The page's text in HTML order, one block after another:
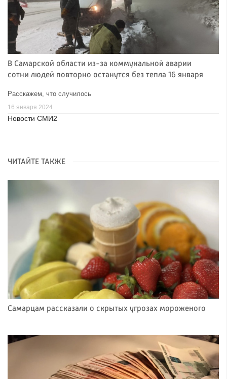
В Самарской области из-за коммунальной аварии
сотни людей повторно останутся без тепла 16 января
Расскажем, что случилось
16 января 2024
Новости СМИ2
ЧИТАЙТЕ ТАКЖЕ
Самарцам рассказали о скрытых угрозах мороженого